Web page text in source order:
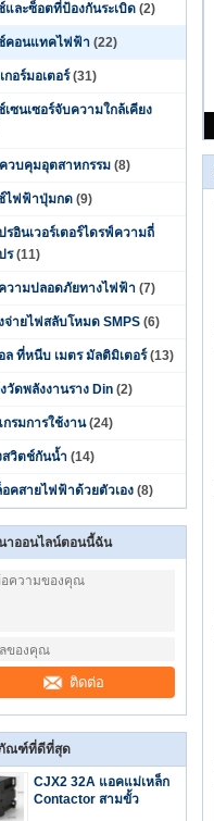
และซ็อตที่ป้องกันระเบิด (2)
คอนแทคไฟฟ้า (22)
กอร์มอเตอร์ (31)
เซนเซอร์จับความใกล้เคียง
ควบคุมอุตสาหกรรม (8)
ไฟฟ้าปุ่มกด (9)
รอินเวอร์เตอร์ไดรฟ์ความถี่
ร (11)
วามปลอดภัยทางไฟฟ้า (7)
จ่ายไฟสลับโหมด SMPS (6)
ล ที่หนีบ เมตร มัลติมิเตอร์ (13)
งวัดพลังงานราง Din (2)
กรมการใช้งาน (24)
สวิตช์กันน้ำ (14)
อคสายไฟฟ้าด้วยตัวเอง (8)
าออนไลน์ตอนนี้ฉัน
ติดต่อ
ณฑ์ที่ดีที่สุด
CJX2 32A แอคแม่เหล็ก
Contactor สามขั้ว